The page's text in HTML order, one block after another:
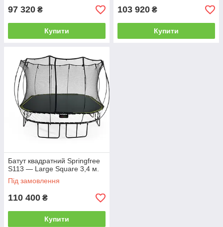
97 320 ₴
Купити
103 920 ₴
Купити
Батут квадратний Springfree
S113 — Large Square 3,4 м.
Під замовлення
110 400 ₴
Купити